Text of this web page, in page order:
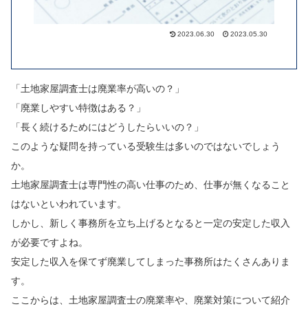
2023.06.30 2023.05.30
「土地家屋調査士は廃業率が高いの？」
「廃業しやすい特徴はある？」
「長く続けるためにはどうしたらいいの？」
このような疑問を持っている受験生は多いのではないでしょう
か。
土地家屋調査士は専門性の高い仕事のため、仕事が無くなること
はないといわれています。
しかし、新しく事務所を立ち上げるとなると一定の安定した収入
が必要ですよね。
安定した収入を保てず廃業してしまった事務所はたくさんありま
す。
ここからは、土地家屋調査士の廃業率や、廃業対策について紹介